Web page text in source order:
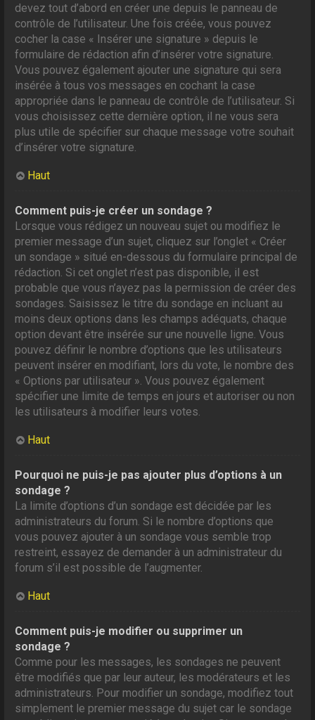
devez tout d’abord en créer une depuis le panneau de
contrôle de l’utilisateur. Une fois créée, vous pouvez
cocher la case « Insérer une signature » depuis le
formulaire de rédaction afin d’insérer votre signature.
Vous pouvez également ajouter une signature qui sera
insérée à tous vos messages en cochant la case
appropriée dans le panneau de contrôle de l’utilisateur. Si
vous choisissez cette dernière option, il ne vous sera
plus utile de spécifier sur chaque message votre souhait
d’insérer votre signature.
Haut
Comment puis-je créer un sondage ?
Lorsque vous rédigez un nouveau sujet ou modifiez le
premier message d’un sujet, cliquez sur l’onglet « Créer
un sondage » situé en-dessous du formulaire principal de
rédaction. Si cet onglet n’est pas disponible, il est
probable que vous n’ayez pas la permission de créer des
sondages. Saisissez le titre du sondage en incluant au
moins deux options dans les champs adéquats, chaque
option devant être insérée sur une nouvelle ligne. Vous
pouvez définir le nombre d’options que les utilisateurs
peuvent insérer en modifiant, lors du vote, le nombre des
« Options par utilisateur ». Vous pouvez également
spécifier une limite de temps en jours et autoriser ou non
les utilisateurs à modifier leurs votes.
Haut
Pourquoi ne puis-je pas ajouter plus d’options à un
sondage ?
La limite d’options d’un sondage est décidée par les
administrateurs du forum. Si le nombre d’options que
vous pouvez ajouter à un sondage vous semble trop
restreint, essayez de demander à un administrateur du
forum s’il est possible de l’augmenter.
Haut
Comment puis-je modifier ou supprimer un
sondage ?
Comme pour les messages, les sondages ne peuvent
être modifiés que par leur auteur, les modérateurs et les
administrateurs. Pour modifier un sondage, modifiez tout
simplement le premier message du sujet car le sondage